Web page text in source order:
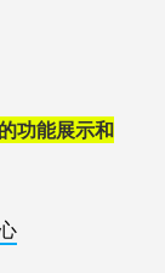
功能展示和